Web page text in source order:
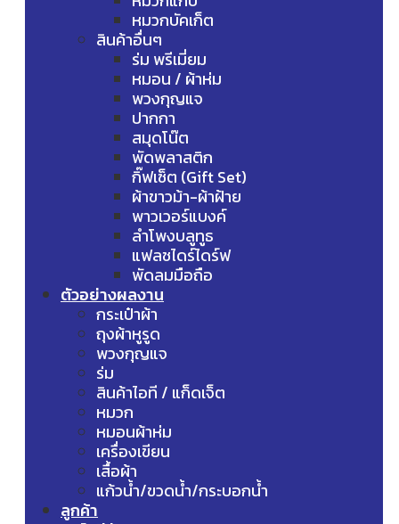
หมวกบัคเก็ต
สินค้าอื่นๆ
ร่ม พรีเมี่ยม
หมอน / ผ้าห่ม
พวงกุญแจ
ปากกา
สมุดโน๊ต
พัดพลาสติก
กิ๊ฟเซ็ต (Gift Set)
ผ้าขาวม้า-ผ้าฝ้าย
พาวเวอร์แบงค์
ลำโพงบลูทูธ
แฟลชไดร์ไดร์ฟ
พัดลมมือถือ
ตัวอย่างผลงาน
กระเป๋าผ้า
ถุงผ้าหูรูด
พวงกุญแจ
ร่ม
สินค้าไอที / แก็ดเจ็ต
หมวก
หมอนผ้าห่ม
เครื่องเขียน
เสื้อผ้า
แก้วน้ำ/ขวดน้ำ/กระบอกน้ำ
ลูกค้า